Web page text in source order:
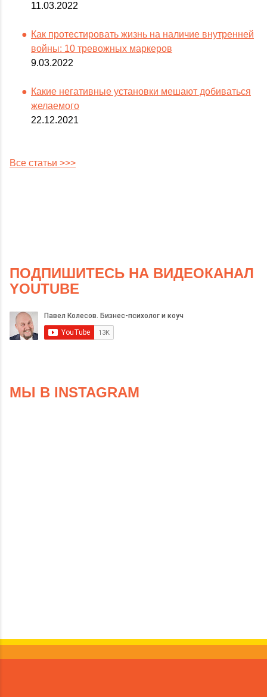
11.03.2022
Как протестировать жизнь на наличие внутренней
войны: 10 тревожных маркеров
9.03.2022
Какие негативные установки мешают добиваться
желаемого
22.12.2021
Все статьи >>>
ПОДПИШИТЕСЬ НА ВИДЕОКАНАЛ
YOUTUBE
МЫ В INSTAGRAM